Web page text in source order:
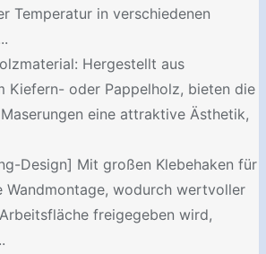
Temperatur in verschiedenen
Hergestellt aus
Kiefern- oder Pappelholz, bieten die
eine attraktive Ästhetik,
Design] Mit großen Klebehaken für
Wandmontage, wodurch wertvoller
freigegeben wird,